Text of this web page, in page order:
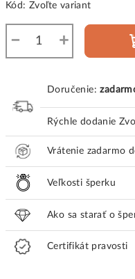
Kód: Zvoľte variant
+
−
Doručenie:
Rýchle dodanie
Vrátenie zadarmo
Veľkosti šperku
Ako sa starať o
Certifikát pravosti